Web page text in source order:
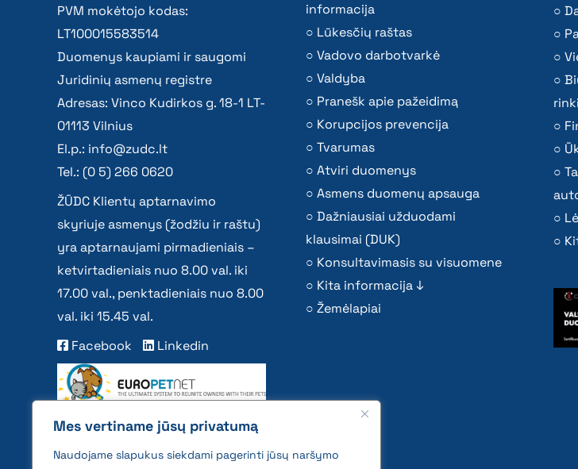
Mes vertiname jūsų privatumą
Naudojame slapukus siekdami pagerinti jūsų naršymo
PVM mokėtojo kodas:
LT100015583514
Duomenys kaupiami ir saugomi
Juridinių asmenų registre
Adresas: Vinco Kudirkos g. 18-1 LT-
01113 Vilnius
El.p.: info@zudc.lt
Tel.: (0 5) 266 0620
ŽŪDC Klientų aptarnavimo
skyriuje asmenys (žodžiu ir raštu)
yra aptarnaujami pirmadieniais –
ketvirtadieniais nuo 8.00 val. iki
17.00 val., penktadieniais nuo 8.00
val. iki 15.45 val.
Facebook
Linkedin
informacija
Lūkesčių raštas
Vadovo darbotvarkė
Valdyba
Pranešk apie pažeidimą
Korupcijos prevencija
Tvarumas
Atviri duomenys
Asmens duomenų apsauga
Dažniausiai užduodami
klausimai (DUK)
Konsultavimasis su visuomene
Kita informacija ↓
Žemėlapiai